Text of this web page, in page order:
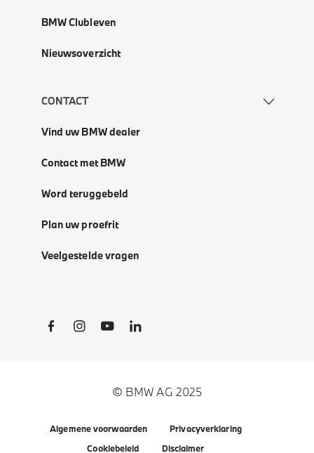
BMW Clubleven
Nieuwsoverzicht
CONTACT
Vind uw BMW dealer
Contact met BMW
Word teruggebeld
Plan uw proefrit
Veelgestelde vragen
Social Links
© BMW AG 2025
Algemene voorwaarden
Privacyverklaring
Cookiebeleid
Disclaimer